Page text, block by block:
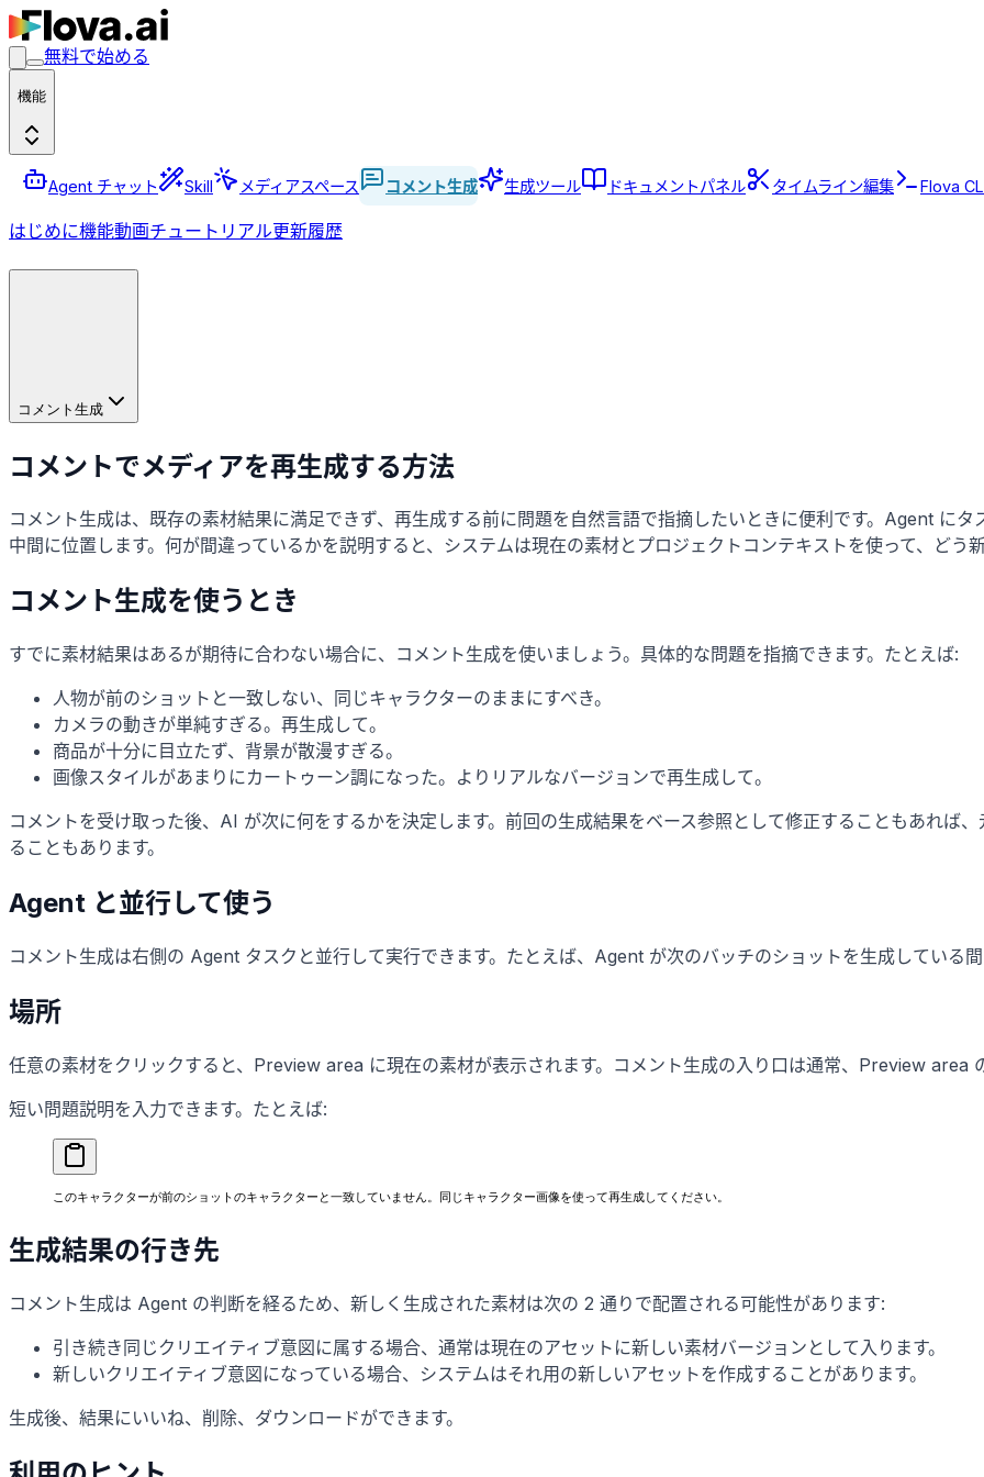
無料で始める
機能
Agent チャット Skill メディアスペース コメント生成 生成ツール ドキュメントパネル タイムライン編集 Flova
はじめに機能動画チュートリアル更新履歴
コメント生成
コメントでメディアを再生成する方法
コメント生成は、既存の素材結果に満足できず、再生成する前に問題を自然言語で指摘したいときに便利です。Agent に
中間に位置します。何が間違っているかを説明すると、システムは現在の素材とプロジェクトコンテキストを使って、どう
コメント生成を使うとき
すでに素材結果はあるが期待に合わない場合に、コメント生成を使いましょう。具体的な問題を指摘できます。たとえば:
人物が前のショットと一致しない、同じキャラクターのままにすべき。
カメラの動きが単純すぎる。再生成して。
商品が十分に目立たず、背景が散漫すぎる。
画像スタイルがあまりにカートゥーン調になった。よりリアルなバージョンで再生成して。
コメントを受け取った後、AI が次に何をするかを決定します。前回の生成結果をベース参照として修正することもあれば
ることもあります。
Agent と並行して使う
コメント生成は右側の Agent タスクと並行して実行できます。たとえば、Agent が次のバッチのショットを生成している
場所
任意の素材をクリックすると、Preview area に現在の素材が表示されます。コメント生成の入り口は通常、Preview area
短い問題説明を入力できます。たとえば:
このキャラクターが前のショットのキャラクターと一致していません。同じキャラクター画像を使って再生成してください。
生成結果の行き先
コメント生成は Agent の判断を経るため、新しく生成された素材は次の 2 通りで配置される可能性があります:
引き続き同じクリエイティブ意図に属する場合、通常は現在のアセットに新しい素材バージョンとして入ります。
新しいクリエイティブ意図になっている場合、システムはそれ用の新しいアセットを作成することがあります。
生成後、結果にいいね、削除、ダウンロードができます。